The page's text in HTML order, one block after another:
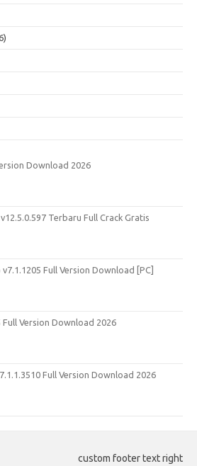
Download 2026
Terbaru Full Crack Gratis
Full Version Download [PC]
Version Download 2026
Full Version Download 2026
custom footer text right